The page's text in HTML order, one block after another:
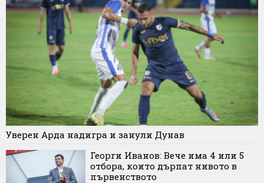
Уверен Арда надигра и занули Дунав
Георги Иванов: Вече има 4 или 5
отбора, които дърпат нивото в
първенството